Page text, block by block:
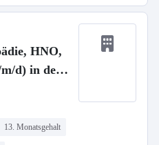
HNO,
d) in der
13. Monatsgehalt